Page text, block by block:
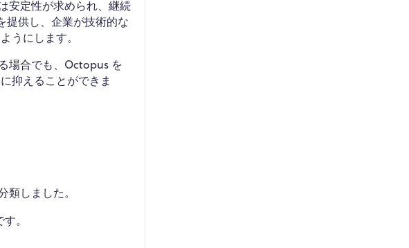
安定性が求められ、継続
提供し、企業が技術的な
うにします。
場合でも、Octopus を
抑えることができま
しました。
。